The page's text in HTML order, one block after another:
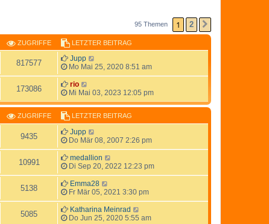
95 Themen 1 2
ZUGRIFFE LETZTER BEITRAG
817577
Jupp
Mo Mai 25, 2020 8:51 am
173086
rio
Mi Mai 03, 2023 12:05 pm
ZUGRIFFE LETZTER BEITRAG
9435
Jupp
Do Mär 08, 2007 2:26 pm
10991
medallion
Di Sep 20, 2022 12:23 pm
5138
Emma28
Fr Mär 05, 2021 3:30 pm
5085
Katharina Meinrad
Do Jun 25, 2020 5:55 am